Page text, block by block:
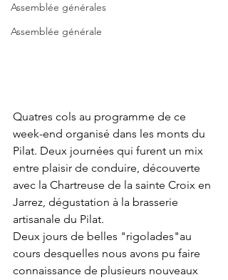
Assemblée générales
Assemblée générale
Quatres cols au programme de ce
week-end organisé dans les monts du
Pilat. Deux journées qui furent un mix
entre plaisir de conduire, découverte
avec la Chartreuse de la sainte Croix en
Jarrez, dégustation à la brasserie
artisanale du Pilat.
Deux jours de belles "rigolades"au
cours desquelles nous avons pu faire
connaissance de plusieurs nouveaux